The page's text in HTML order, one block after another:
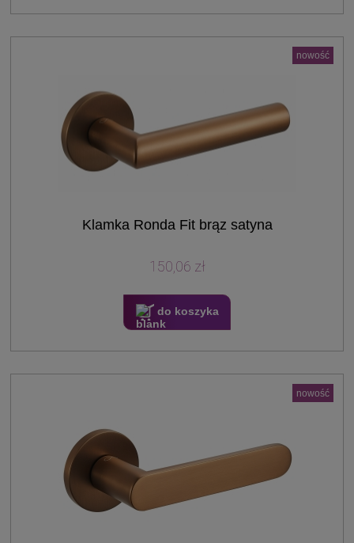
Klamka Ronda Fit brąz satyna
150,06 zł
do koszyka
nowość
nowość